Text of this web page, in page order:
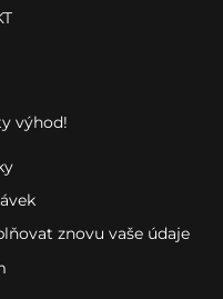
výhod!
znovu vaše údaje